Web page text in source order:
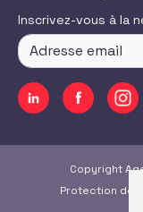
Inscrivez-vous à la
Copyright
Protection des